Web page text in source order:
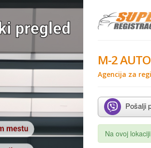
M-2
Agencija za
Pošalji
Na ovoj